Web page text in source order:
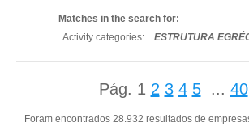
Matches in the search for:
Activity categories: ...ESTRUTURA
Pág. 1 2 3 4 5 ... 40
Foram encontrados 28.932 resultados de